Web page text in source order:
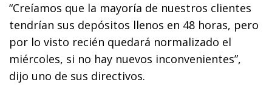
“Creíamos que la mayoría de nuestros clientes
tendrían sus depósitos llenos en 48 horas, pero
por lo visto recién quedará normalizado el
miércoles, si no hay nuevos inconvenientes”,
dijo uno de sus directivos.